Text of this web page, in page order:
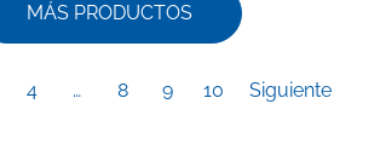
MÁS PRODUCTOS
4 … 8 9 10 Siguiente